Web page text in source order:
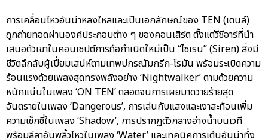
การเคลื่อนไหวอันน่าหลงใหลและเป็นเอกลักษณ์ของ TEN (เตนล์)
ถูกถ่ายทอดผ่านองค์ประกอบต่าง ๆ ของคอนเสิร์ต ตั้งแต่วีซีอาร์ที่นำ
เสนอตัวเขาในคอนเซปต์การถือกำเนิดใหม่เป็น “ไซเรน” (Siren) สิ่งมี
ชีวิตลึกลับผู้เปี่ยมเสน่ห์ตามเทพปกรณัมกรีก-โรมัน พร้อมระเบิดความ
ร้อนแรงด้วยเพลงสุดทรงพลังอย่าง ‘Nightwalker’ ตามด้วยความ
หนักแน่นในเพลง ‘ON TEN’ ตลอดจนการเผยมาดวายร้ายสุด
อันตรายในเพลง ‘Dangerous’, การเล่นกับแสงและเงาสะท้อนเพิ่ม
ความเซ็กซี่ในเพลง ‘Shadow’, การปรากฏตัวกลางอ่างน้ำบนเวที
พร้อมลีลาอันพลิ้วไหวในเพลง ‘Water’ และเทคนิคการเต้นอันน่าทึ่ง